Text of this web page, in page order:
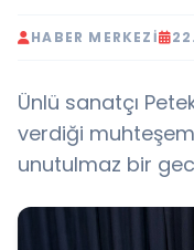
HABER MERKEZI
Ünlü sanatçı
verdiği
unutulmaz bir